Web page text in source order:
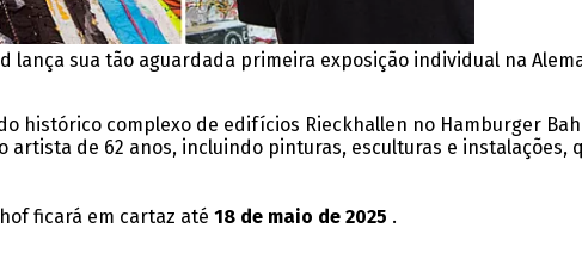
lança sua tão aguardada primeira exposição individual na
histórico complexo de edifícios Rieckhallen no Hamburger
artista de 62 anos, incluindo pinturas, esculturas e instalações,
ficará em cartaz até 18 de maio de 2025 .